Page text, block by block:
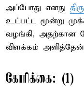
அப்போது எனது
உட்பட்ட மூன்று
வழங்கி, அதற்கான
விளக்கம்
கோரிக்கை: (1)